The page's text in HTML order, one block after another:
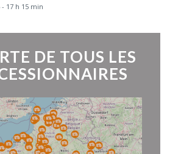
17 h 15 min
DE TOUS LES